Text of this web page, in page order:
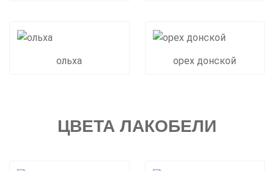
ольха орех донской
ЦВЕТА ЛАКОБЕЛИ